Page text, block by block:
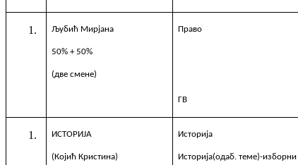
Љубић Мирјана
50% + 50%
(две смене)
Право
ГВ
ИСТОРИЈА
(Којић Кристина)
Историја
Историја(одаб. теме)-изборни